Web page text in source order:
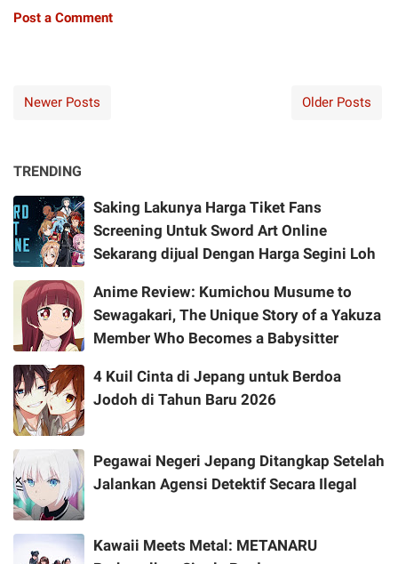
Post a Comment
Newer Posts Older Posts
TRENDING
Saking Lakunya Harga Tiket Fans
Screening Untuk Sword Art Online
Sekarang dijual Dengan Harga Segini Loh
Anime Review: Kumichou Musume to
Sewagakari, The Unique Story of a Yakuza
Member Who Becomes a Babysitter
4 Kuil Cinta di Jepang untuk Berdoa
Jodoh di Tahun Baru 2026
Pegawai Negeri Jepang Ditangkap Setelah
Jalankan Agensi Detektif Secara Ilegal
Kawaii Meets Metal: METANARU